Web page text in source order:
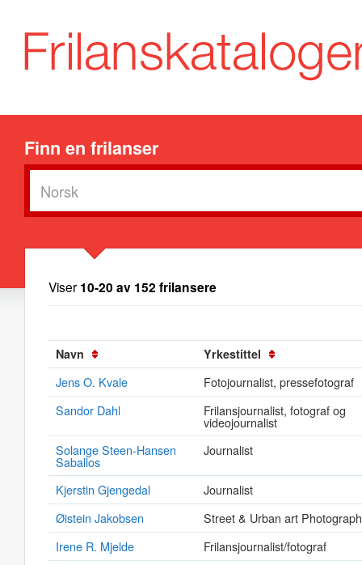
Finn en frilanser
Viser 10-20 av 152 frilansere
Navn Yrkestittel
Jens O. Kvale
Fotojournalist, pressefotograf
Sandor Dahl
Frilansjournalist, fotograf og
videojournalist
Solange Steen-Hansen
Saballos
Journalist
Kjerstin Gjengedal
Journalist
Øistein Jakobsen
Street & Urban art
Irene R. Mjelde
Frilansjournalist/fotograf